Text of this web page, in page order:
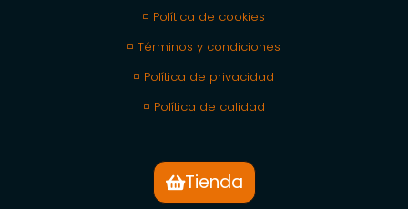
◽ Política de cookies
◽ Términos y condiciones
◽ Política de privacidad
◽ Política de calidad
Tienda